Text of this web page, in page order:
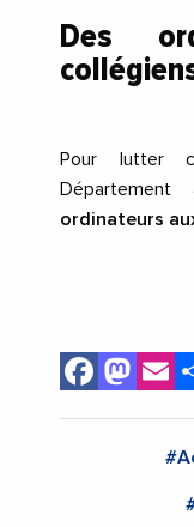
Des
Pour lutter
ordinateurs